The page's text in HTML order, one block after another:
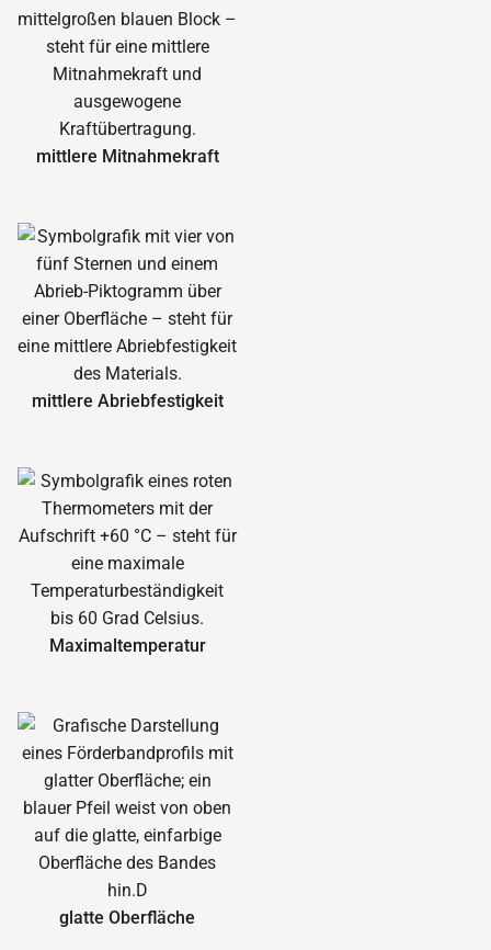
mittlere Mitnahmekraft
mittlere Abrieb­festigkeit
Maximal­temperatur
glatte Oberfläche